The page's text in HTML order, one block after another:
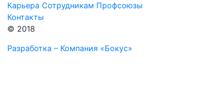
Карьера Сотрудникам Профсоюзы
Контакты
© 2018
Разработка – Компания «Бокус»